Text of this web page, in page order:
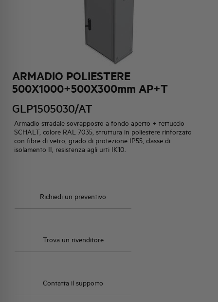
ARMADIO POLIESTERE
500X1000+500X300mm AP+T
GLP1505030/AT
Armadio stradale sovrapposto a fondo aperto + tettuccio
SCHALT, colore RAL 7035, struttura in poliestere rinforzato
con fibre di vetro, grado di protezione IP55, classe di
isolamento II, resistenza agli urti IK10.
Richiedi un preventivo
Trova un rivenditore
Contatta il supporto
ATTIVITÀ E MERCATI